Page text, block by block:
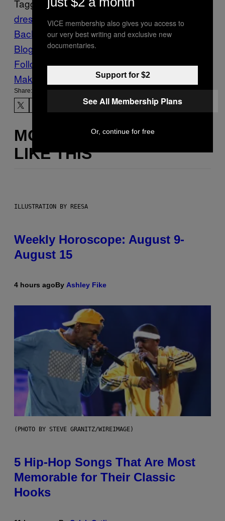
Tagged:
dresden Lutz
Bachmann News pegida Politik Verrat
Blog
Follow Us On Discover
Make Us Preferred In Top Stories
Share:
MORE
LIKE THIS
ILLUSTRATION BY REESA
Weekly Horoscope: August 9-
August 15
4 hours agoBy Ashley Fike
(PHOTO BY STEVE GRANITZ/WIREIMAGE)
5 Hip-Hop Songs That Are Most
Memorable for Their Classic
Hooks
VICE membership also gives you access to
our very best writing and exclusive new
documentaries.
Support for $2
See All Membership Plans
Or, continue for free